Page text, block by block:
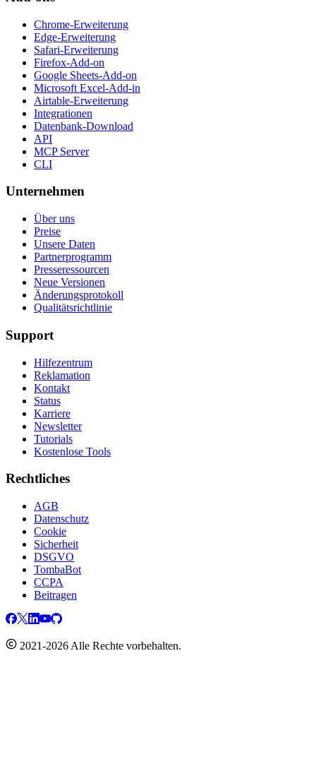
Chrome-Erweiterung
Edge-Erweiterung
Safari-Erweiterung
Firefox-Add-on
Google Sheets-Add-on
Microsoft Excel-Add-in
Airtable-Erweiterung
Integrationen
Datenbank-Download
API
MCP Server
CLI
Unternehmen
Über uns
Preise
Unsere Daten
Partnerprogramm
Presseressourcen
Neue Versionen
Änderungsprotokoll
Qualitätsrichtlinie
Support
Hilfezentrum
Reklamation
Kontakt
Status
Karriere
Newsletter
Tutorials
Kostenlose Tools
Rechtliches
AGB
Datenschutz
Cookie
Sicherheit
DSGVO
TombaBot
CCPA
Beitragen
2021-2026 Alle Rechte vorbehalten.